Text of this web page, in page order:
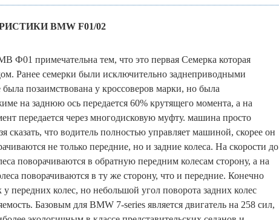
BMW F01/02
Ф01 примечательна тем, что это первая Семерка которая
Ранее семерки были исключительно заднеприводными
позаимствована у кроссоверов марки, но была
на заднюю ось передается 60% крутящего момента, а на
передается через многодисковую муфту. машина просто
сказать, что водитель полностью управляет машиной, скорее он
не только передние, но и задние колеса. На скорости до
поворачиваются в обратную передним колесам сторону, а на
поворачиваются в ту же сторону, что и передние. Конечно
у передних колес, но небольшой угол поворота задних колес
Базовым для BMW 7-series является двигатель на 258 сил,